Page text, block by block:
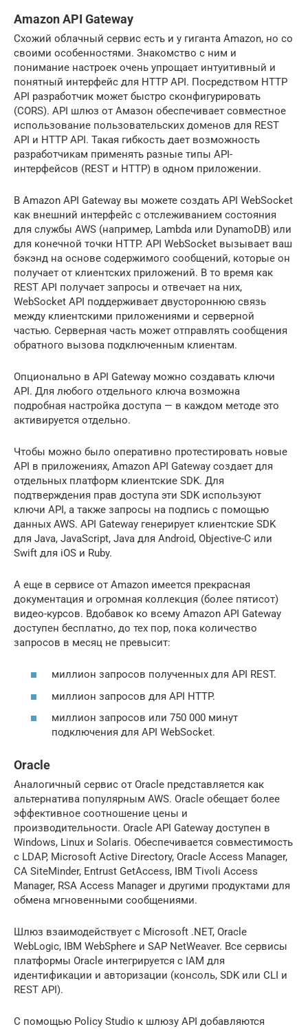
Amazon API Gateway
Схожий облачный сервис есть и у гиганта Amazon, но со
своими особенностями. Знакомство с ним и
понимание настроек очень упрощает интуитивный и
понятный интерфейс для HTTP API. Посредством HTTP
API разработчик может быстро сконфигурировать
(CORS). API шлюз от Амазон обеспечивает совместное
использование пользовательских доменов для REST
API и HTTP API. Такая гибкость дает возможность
разработчикам применять разные типы API-
интерфейсов (REST и HTTP) в одном приложении.
В Amazon API Gateway вы можете создать API WebSocket
как внешний интерфейс с отслеживанием состояния
для службы AWS (например, Lambda или DynamoDB) или
для конечной точки HTTP. API WebSocket вызывает ваш
бэкэнд на основе содержимого сообщений, которые он
получает от клиентских приложений. В то время как
REST API получает запросы и отвечает на них,
WebSocket API поддерживает двустороннюю связь
между клиентскими приложениями и серверной
частью. Серверная часть может отправлять сообщения
обратного вызова подключенным клиентам.
Опционально в API Gateway можно создавать ключи
API. Для любого отдельного ключа возможна
подробная настройка доступа — в каждом методе это
активируется отдельно.
Чтобы можно было оперативно протестировать новые
API в приложениях, Amazon API Gateway создает для
отдельных платформ клиентские SDK. Для
подтверждения прав доступа эти SDK используют
ключи API, а также запросы на подпись с помощью
данных AWS. API Gateway генерирует клиентские SDK
для Java, JavaScript, Java для Android, Objective-C или
Swift для iOS и Ruby.
А еще в сервисе от Amazon имеется прекрасная
документация и огромная коллекция (более пятисот)
видео-курсов. Вдобавок ко всему Amazon API Gateway
доступен бесплатно, до тех пор, пока количество
запросов в месяц не превысит:
миллион запросов полученных для API REST.
миллион запросов для API HTTP.
миллион запросов или 750 000 минут
подключения для API WebSocket.
Oracle
Аналогичный сервис от Oracle представляется как
альтернатива популярным AWS. Oracle обещает более
эффективное соотношение цены и
производительности. Oracle API Gateway доступен в
Windows, Linux и Solaris. Обеспечивается совместимость
с LDAP, Microsoft Active Directory, Oracle Access Manager,
CA SiteMinder, Entrust GetAccess, IBM Tivoli Access
Manager, RSA Access Manager и другими продуктами для
обмена мгновенными сообщениями.
Шлюз взаимодействует с Microsoft .NET, Oracle
WebLogic, IBM WebSphere и SAP NetWeaver. Все сервисы
платформы Oracle интегрируется с IAM для
идентификации и авторизации (консоль, SDK или CLI и
REST API).
С помощью Policy Studio к шлюзу API добавляются